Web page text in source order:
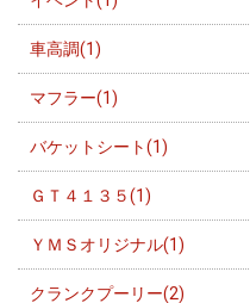
車高調(1)
マフラー(1)
バケットシート(1)
ＧＴ４１３５(1)
ＹＭＳオリジナル(1)
クランクプーリー(2)